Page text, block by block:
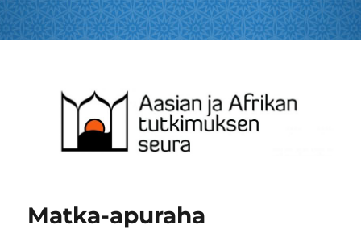
Aasian ja Afrikan tutkimuksen
seura – The Finnish Society for
the Study of Asia and Africa
Matka-apuraha